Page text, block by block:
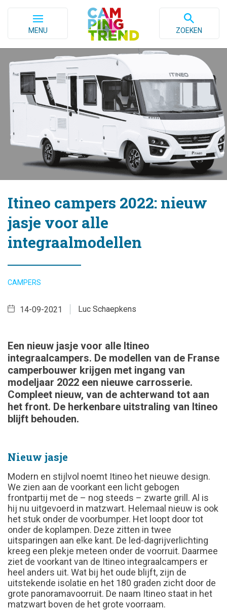
MENU ZOEKEN
Itineo campers 2022: nieuw
jasje voor alle
integraalmodellen
CAMPERS
Luc Schaepkens
14-09-2021
Een nieuw jasje voor alle Itineo
integraalcampers. De modellen van de Franse
camperbouwer krijgen met ingang van
modeljaar 2022 een nieuwe carrosserie.
Compleet nieuw, van de achterwand tot aan
het front. De herkenbare uitstraling van Itineo
blijft behouden.
Nieuw jasje
Modern en stijlvol noemt Itineo het nieuwe design.
We zien aan de voorkant een licht gebogen
frontpartij met de – nog steeds – zwarte grill. Al is
hij nu uitgevoerd in matzwart. Helemaal nieuw is ook
het stuk onder de voorbumper. Het loopt door tot
onder de koplampen. Deze zitten in twee
uitsparingen aan elke kant. De led-dagrijverlichting
kreeg een plekje meteen onder de voorruit. Daarmee
ziet de voorkant van de Itineo integraalcampers er
heel anders uit. Wat bij het oude blijft, zijn de
uitstekende isolatie en het 180 graden zicht door de
grote panoramavoorruit. De naam Itineo staat in het
matzwart boven de het grote voorraam.